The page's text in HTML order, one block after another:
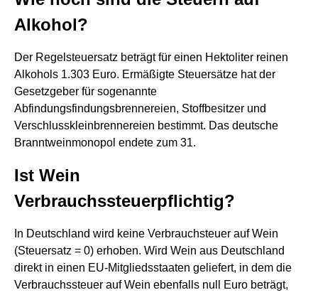
Alkohol?
Der Regelsteuersatz beträgt für einen Hektoliter reinen
Alkohols 1.303 Euro. Ermäßigte Steuersätze hat der
Gesetzgeber für sogenannte
Abfindungsfindungsbrennereien, Stoffbesitzer und
Verschlusskleinbrennereien bestimmt. Das deutsche
Branntweinmonopol endete zum 31.
Ist Wein
Verbrauchssteuerpflichtig?
In Deutschland wird keine Verbrauchsteuer auf Wein
(Steuersatz = 0) erhoben. Wird Wein aus Deutschland
direkt in einen EU-Mitgliedsstaaten geliefert, in dem die
Verbrauchssteuer auf Wein ebenfalls null Euro beträgt,